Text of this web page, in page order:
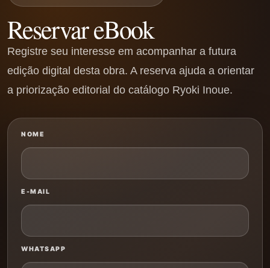
Reservar eBook
Registre seu interesse em acompanhar a futura
edição digital desta obra. A reserva ajuda a orientar
a priorização editorial do catálogo Ryoki Inoue.
NOME
E-MAIL
WHATSAPP